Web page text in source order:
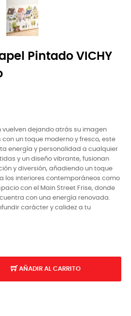
Pintado VICHY
vuelven dejando atrás su imagen
un toque moderno y fresco, este
energía y personalidad a cualquier
y un diseño vibrante, fusionan
y diversión, añadiendo un toque
los interiores contemporáneos como
con el Main Street Frise, donde
con una energía renovada.
carácter y calidez a tu
AÑADIR AL CARRITO